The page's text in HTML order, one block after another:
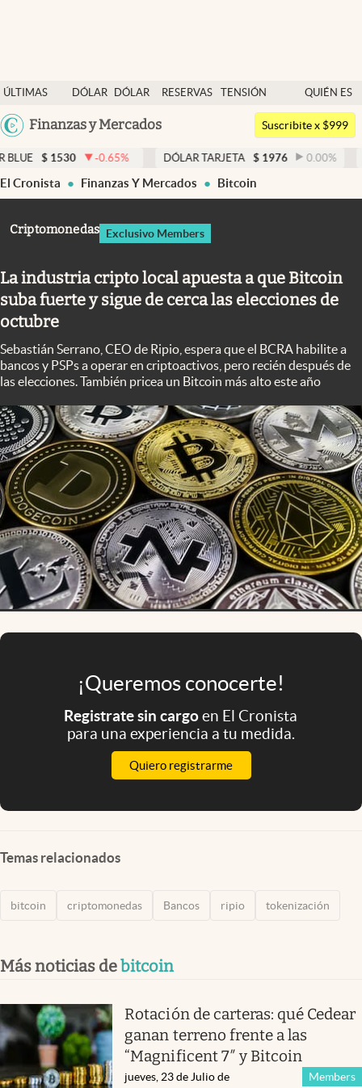
ÚLTIMAS
NOTICIAS
DÓLAR
DÓLAR
RESERVAS
TENSIÓN
GEOPOLÍTICA
QUIÉN ES
QUIÉN
Argentina
Finanzas y Mercados
Dólar
Members
Economía y Política
Finanzas y Mercados
Columnistas
Otras secciones
Infotechnology
Clima
Mundial 2026
Eventos Corporativos
El Cronista Studio
Mediakit
abre en nueva pestaña
Argentina
Suscribite x $999
-0.65% DÓLAR TARJETA $ 1976 0.00 % DÓLAR MEP
El Cronista Finanzas Y Mercados Bitcoin
Criptomonedas Exclusivo Members
La industria cripto local apuesta a que Bitcoin
suba fuerte y sigue de cerca las elecciones de
octubre
Sebastián Serrano, CEO de Ripio, espera que el BCRA habilite a
bancos y PSPs a operar en criptoactivos, pero recién después de
las elecciones. También pricea un Bitcoin más alto este año
¡Queremos conocerte!
Registrate sin cargoen El Cronista
para una experiencia a tu medida.
Quiero registrarme
Temas relacionados
bitcoin criptomonedas Bancos ripio tokenización
Más noticias debitcoin
Rotación de carteras: qué Cedear
ganan terreno frente a las
“Magnificent 7″ y Bitcoin
Members
jueves, 23 de Julio de